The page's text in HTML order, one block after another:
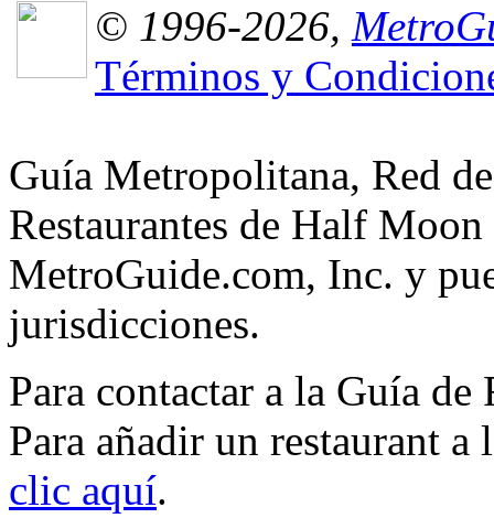
© 1996-2026,
Términos y
Guía Metropolitana, Red
Restaurantes de Half
MetroGuide.com, Inc. y
jurisdicciones.
Para contactar a la Guía de
Para añadir un restaurant
clic aquí.